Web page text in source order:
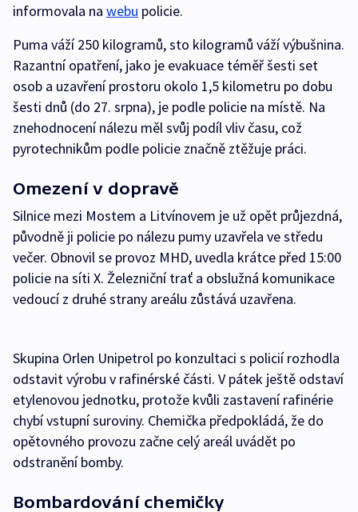
informovala na webu policie.
Puma váží 250 kilogramů, sto kilogramů váží výbušnina.
Razantní opatření, jako je evakuace téměř šesti set
osob a uzavření prostoru okolo 1,5 kilometru po dobu
šesti dnů (do 27. srpna), je podle policie na místě. Na
znehodnocení nálezu měl svůj podíl vliv času, což
pyrotechnikům podle policie značně ztěžuje práci.
Omezení v dopravě
Silnice mezi Mostem a Litvínovem je už opět průjezdná,
původně ji policie po nálezu pumy uzavřela ve středu
večer. Obnovil se provoz MHD, uvedla krátce před 15:00
policie na síti X. Železniční trať a obslužná komunikace
vedoucí z druhé strany areálu zůstává uzavřena.
Skupina Orlen Unipetrol po konzultaci s policií rozhodla
odstavit výrobu v rafinérské části. V pátek ještě odstaví
etylenovou jednotku, protože kvůli zastavení rafinérie
chybí vstupní suroviny. Chemička předpokládá, že do
opětovného provozu začne celý areál uvádět po
odstranění bomby.
Bombardování chemičky